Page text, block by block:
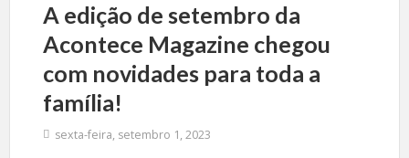
A edição de setembro da
Acontece Magazine chegou
com novidades para toda a
família!
sexta-feira, setembro 1, 2023